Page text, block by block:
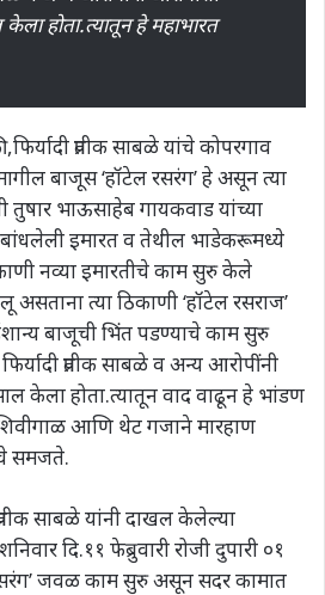
होता.त्यातून हे महाभारत
प्रतीक साबळे यांचे कोपरगाव
बाजूस ‘हॉटेल रसरंग’ हे असून त्या
तुषार भाऊसाहेब गायकवाड यांच्या
बांधलेली इमारत व तेथील भाडेकरूमध्ये
नव्या इमारतीचे काम सुरु केले
त्या ठिकाणी ‘हॉटेल रसराज’
बाजूची भिंत पडण्याचे काम सुरु
प्रतीक साबळे व अन्य आरोपींनी
केला होता.त्यातून वाद वाढून हे भांडण
आणि थेट गजाने मारहाण
समजते.
साबळे यांनी दाखल केलेल्या
दि.११ फेब्रुवारी रोजी दुपारी ०१
जवळ काम सुरु असून सदर कामात